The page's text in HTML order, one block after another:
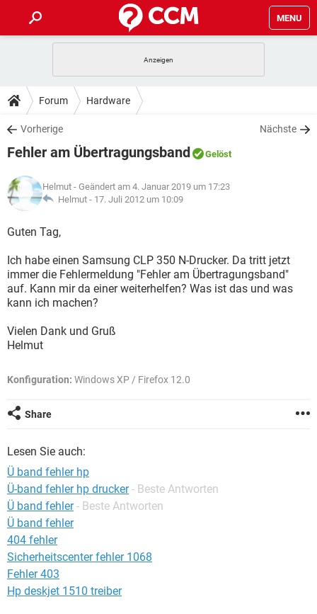
MENU
ANDROID
WINDOWS 10
WHATSAPP TIKTOK
FACEBOOK
TIPPS & TRICKS
SPIELE
WHATSAPP TIKTOK
FACEBOOK
DOWNLOADS
SPIELE STREAMING
ANDROID
WINDOWS 10 INSTAGRAM
WHATSAPP
SPIELE STREAMING
ANDROID
WINDOWS 10
WHATSAPP TIKTOK
FACEBOOK HARDWARE
LEXIKON
SPIELE
WINDOWS 10 INSTAGRAM
WHATSAPP
Forum Hardware
Vorherige Nächste
Fehler am Übertragungsband Gelöst
Helmut - Geändert am 4. Januar 2019 um 17:23
Helmut - 17. Juli 2012 um 10:09
Guten Tag,
Ich habe einen Samsung CLP 350 N-Drucker. Da tritt jetzt
immer die Fehlermeldung "Fehler am Übertragungsband"
auf. Kann mir da einer weiterhelfen? Was ist das und was
kann ich machen?
Vielen Dank und Gruß
Helmut
Konfiguration: Windows XP / Firefox 12.0
Share
Lesen Sie auch:
Ü band fehler hp
Ü-band fehler hp drucker - Beste Antworten
Ü band fehler - Beste Antworten
Ü band fehler
404 fehler
Sicherheitscenter fehler 1068
Fehler 403
Hp deskjet 1510 treiber